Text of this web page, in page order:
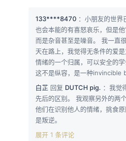
133****8470 ：小朋友的世界
也会本能的有喜怒哀乐，但是
而是杂音甚至是噪音。 我一直
天在路上，我觉得无条件的爱
情绪的一个归属，可以安全的学
这不是纵容，是一种invincible
白芷 回复 DUTCH pig. ：我觉
先后的区别。 我观察另外的两
他们在识别他人的情绪，挑食
是叛逆。
展开 1 条评论